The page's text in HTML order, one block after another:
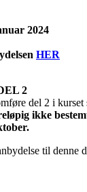
2024
HER
2
del 2 i kurset
ikke
til denne